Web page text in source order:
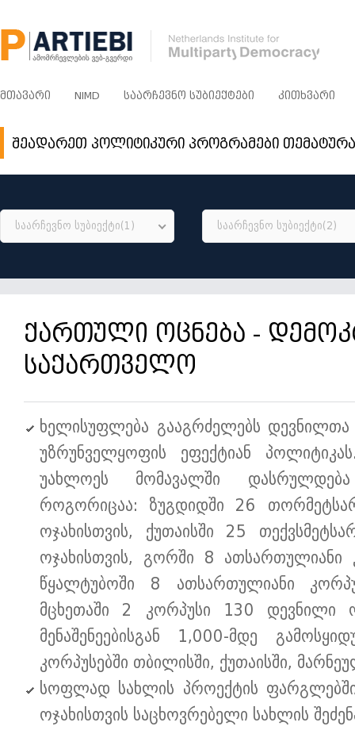
ᲛᲗᲐᲕᲐᲠᲘ NIMD ᲡᲐᲐᲠᲩᲔᲕᲜᲝ ᲡᲣᲑᲘᲔᲥᲢᲔᲑᲘ ᲙᲘᲗᲮᲕᲐᲠᲘ
შეადარეთ პოლიტიკური პროგრამები
საარჩევნო სუბიექტი(1) საარჩევნო სუბიექტი(2)
ქართული ოცნება -
საქართველო
ხელისუფლება გააგრძელებს
უზრუნველყოფის ეფექტიან
უახლოეს მომავალში
როგორიცაა: ზუგდიდში 26
ოჯახისთვის, ქუთაისში 25
ოჯახისთვის, გორში 8 ათსართულიანი
წყალტუბოში 8 ათსართულიანი
მცხეთაში 2 კორპუსი 130 დევნილი
მენაშენეებისგან 1,000-მდე
კორპუსებში თბილისში, ქუთაისში,
სოფლად სახლის პროექტის
ოჯახისთვის საცხოვრებელი სახლის